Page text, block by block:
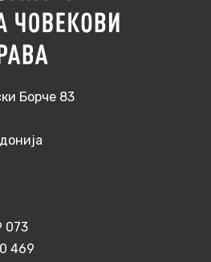
Борче 83
073
469